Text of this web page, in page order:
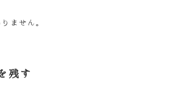
ません。
残す